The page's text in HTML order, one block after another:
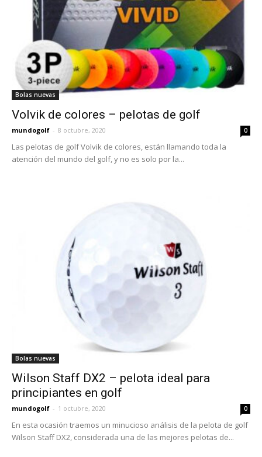
Bolas nuevas
Volvik de colores – pelotas de golf
mundogolf - 8 octubre, 2020 0
Las pelotas de golf Volvik de colores, están llamando toda la
atención del mundo del golf, y no es solo por la...
Bolas nuevas
Wilson Staff DX2 – pelota ideal para
principiantes en golf
mundogolf - 1 octubre, 2020 0
En esta ocasión traemos un minucioso análisis de la pelota de golf
Wilson Staff DX2, considerada una de las mejores pelotas de...